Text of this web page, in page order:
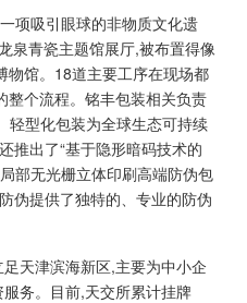
项吸引眼球的非物质文化遗
泉青瓷主题馆展厅,被布置得像
物馆。18道主要工序在现场都
整个流程。铭丰包装相关负责
轻型化包装为全球生态可持续
推出了“基于隐形暗码技术的
部无光栅立体印刷高端防伪包
伪提供了独特的、专业的防伪
天津滨海新区,主要为中小企
务。目前,天交所累计挂牌